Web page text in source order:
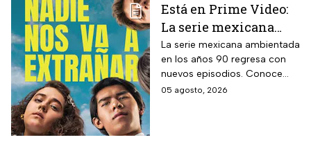
Está en Prime Video:
La serie mexicana
noventera de la que
todos están hablando
y que se ve en un fin
de semana
La serie mexicana ambientada
en los años 90 regresa con
nuevos episodios. Conoce
cuándo se estrena, qué
05 agosto, 2026